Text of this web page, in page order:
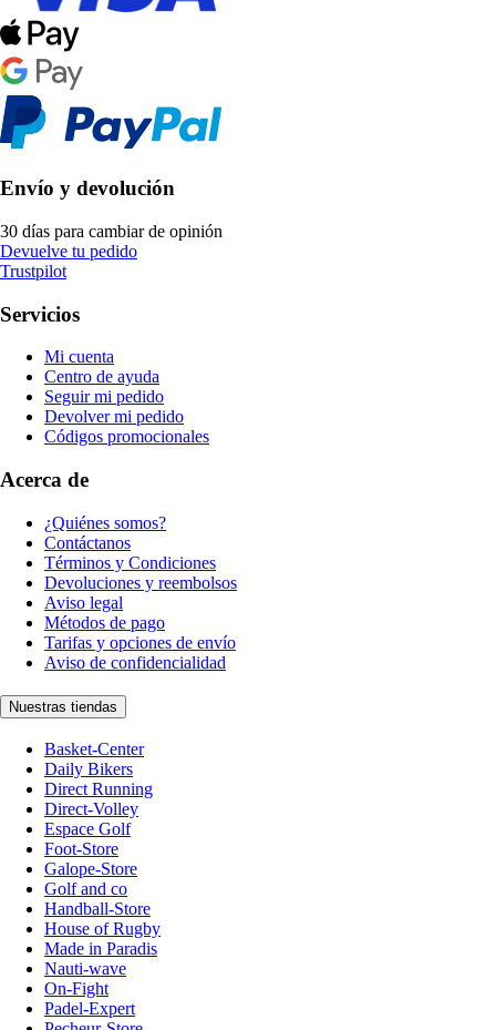
Envío y devolución
30 días para cambiar de opinión
Devuelve tu pedido
Trustpilot
Servicios
Mi cuenta
Centro de ayuda
Seguir mi pedido
Devolver mi pedido
Códigos promocionales
Acerca de
¿Quiénes somos?
Contáctanos
Términos y Condiciones
Devoluciones y reembolsos
Aviso legal
Métodos de pago
Tarifas y opciones de envío
Aviso de confidencialidad
Nuestras tiendas
Basket-Center
Daily Bikers
Direct Running
Direct-Volley
Espace Golf
Foot-Store
Galope-Store
Golf and co
Handball-Store
House of Rugby
Made in Paradis
Nauti-wave
On-Fight
Padel-Expert